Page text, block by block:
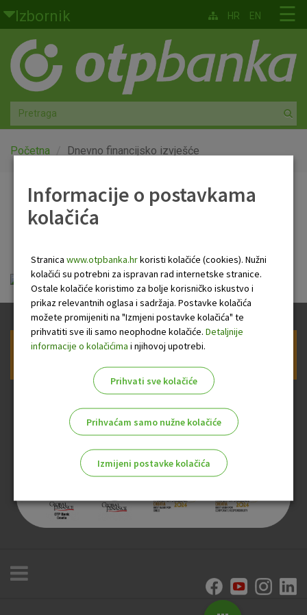
Skoči na glavni sadržaj
Izbornik
Građani
Privatno bankarstvo
Agro
Mala poduzeća i obrtnici
Globalna tržišta
O nama
☰
HR EN
Početna Dnevno financijsko izvješće
Dnevno financijsko
Dnevno financijsko izvješće.pdf
Prijava na newsletter OTP banke
Informacije o postavkama
kolačića
Stranica www.otpbanka.hrkoristi kolačiće (cookies). Nužni
kolačići su potrebni za ispravan rad internetske stranice.
Ostale kolačiće koristimo za bolje korisničko iskustvo i
prikaz relevantnih oglasa i sadržaja. Postavke kolačića
možete promijeniti na "Izmjeni postavke kolačića" te
prihvatiti sve ili samo neophodne kolačiće. Detaljnije
informacije o kolačićima i njihovoj upotrebi.
Prihvati sve kolačiće
Prihvaćam samo nužne kolačiće
Izmijeni postavke kolačića
Nužni kolačići